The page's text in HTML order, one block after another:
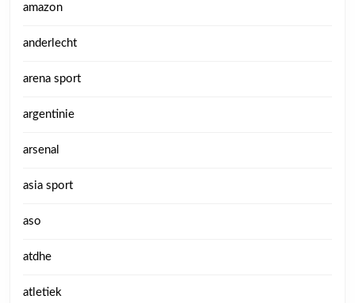
amazon
anderlecht
arena sport
argentinie
arsenal
asia sport
aso
atdhe
atletiek